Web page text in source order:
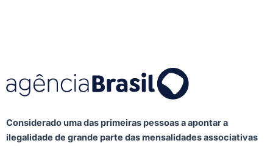
Considerado uma das primeiras pessoas a apontar a
ilegalidade de grande parte das mensalidades associativas